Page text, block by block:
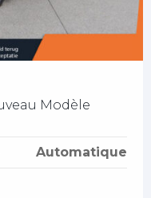
Modèle
Automatique